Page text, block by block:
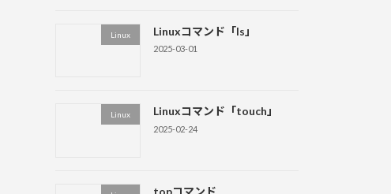
Linux Linuxコマンド「ls」
2025-03-01
Linux Linuxコマンド「touch」
2025-02-24
topコマンド